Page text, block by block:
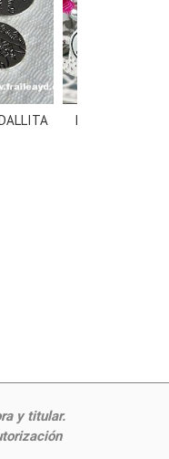
Pulseras
y titular.